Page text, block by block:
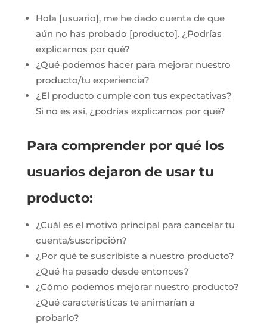
Hola [usuario], me he dado cuenta de que
aún no has probado [producto]. ¿Podrías
explicarnos por qué?
¿Qué podemos hacer para mejorar nuestro
producto/tu experiencia?
¿El producto cumple con tus expectativas?
Si no es así, ¿podrías explicarnos por qué?
Para comprender por qué los
usuarios dejaron de usar tu
producto:
¿Cuál es el motivo principal para cancelar tu
cuenta/suscripción?
¿Por qué te suscribiste a nuestro producto?
¿Qué ha pasado desde entonces?
¿Cómo podemos mejorar nuestro producto?
¿Qué características te animarían a
probarlo?